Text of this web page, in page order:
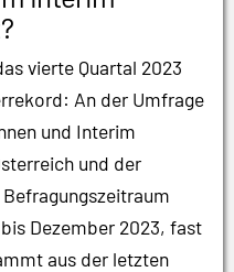
vierte Quartal 2023
An der Umfrage
und Interim
und der
Dezember 2023, fast
aus der letzten